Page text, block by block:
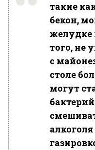
такие
бекон,
желудке
того, не
с
столе
могут